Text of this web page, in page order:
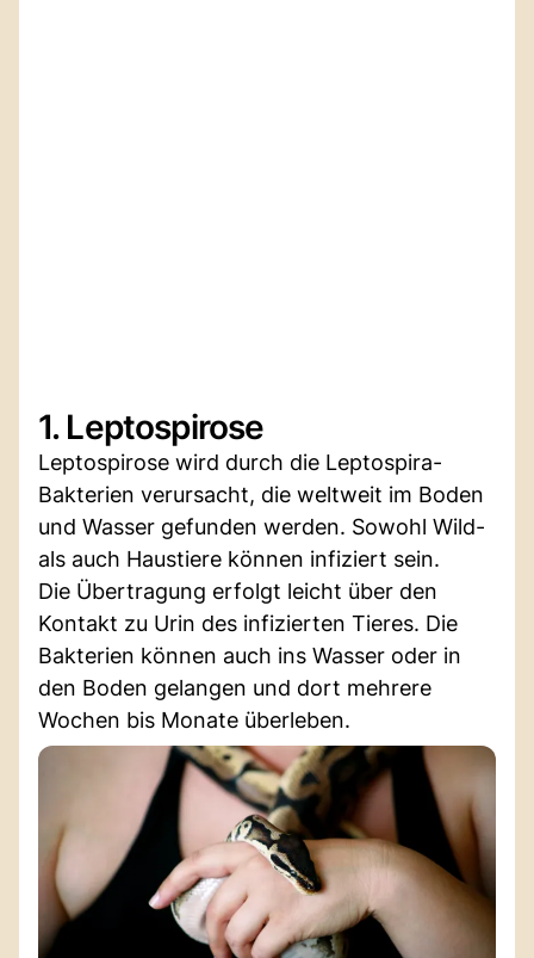
1. Leptospirose
Leptospirose wird durch die Leptospira-
Bakterien verursacht, die weltweit im Boden
und Wasser gefunden werden. Sowohl Wild-
als auch Haustiere können infiziert sein.
Die Übertragung erfolgt leicht über den
Kontakt zu Urin des infizierten Tieres. Die
Bakterien können auch ins Wasser oder in
den Boden gelangen und dort mehrere
Wochen bis Monate überleben.